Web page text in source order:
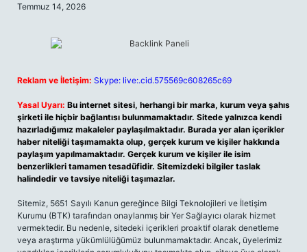
Temmuz 14, 2026
Reklam ve İletişim: Skype: live:.cid.575569c608265c69
Yasal Uyarı: Bu internet sitesi, herhangi bir marka, kurum veya şahıs
şirketi ile hiçbir bağlantısı bulunmamaktadır. Sitede yalnızca kendi
hazırladığımız makaleler paylaşılmaktadır. Burada yer alan içerikler
haber niteliği taşımamakta olup, gerçek kurum ve kişiler hakkında
paylaşım yapılmamaktadır. Gerçek kurum ve kişiler ile isim
benzerlikleri tamamen tesadüfidir. Sitemizdeki bilgiler taslak
halindedir ve tavsiye niteliği taşımazlar.
Sitemiz, 5651 Sayılı Kanun gereğince Bilgi Teknolojileri ve İletişim
Kurumu (BTK) tarafından onaylanmış bir Yer Sağlayıcı olarak hizmet
vermektedir. Bu nedenle, sitedeki içerikleri proaktif olarak denetleme
veya araştırma yükümlülüğümüz bulunmamaktadır. Ancak, üyelerimiz